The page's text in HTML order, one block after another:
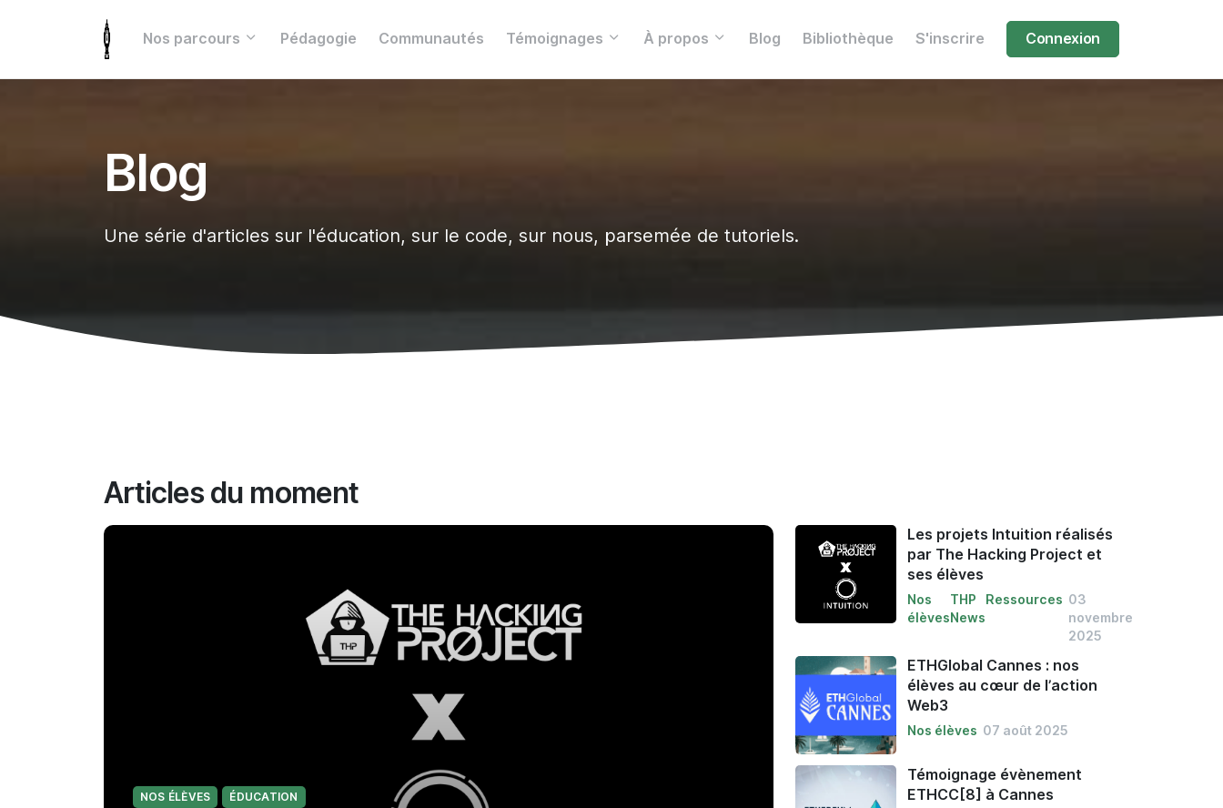
Nos parcours Pédagogie Communautés Témoignages À propos Blog Bibliothèque S'inscrire Connexion
Blog
Une série d'articles sur l'éducation, sur le code, sur nous, parsemée de tutoriels.
Articles du moment
NOS ÉLÈVES ÉDUCATION
Les projets Intuition réalisés
par The Hacking Project et
ses élèves
Nos
élèves
THP
News
Ressources 03
novembre
2025
ETHGlobal Cannes : nos
élèves au cœur de l’action
Web3
Nos élèves 07 août 2025
Témoignage évènement
ETHCC[8] à Cannes